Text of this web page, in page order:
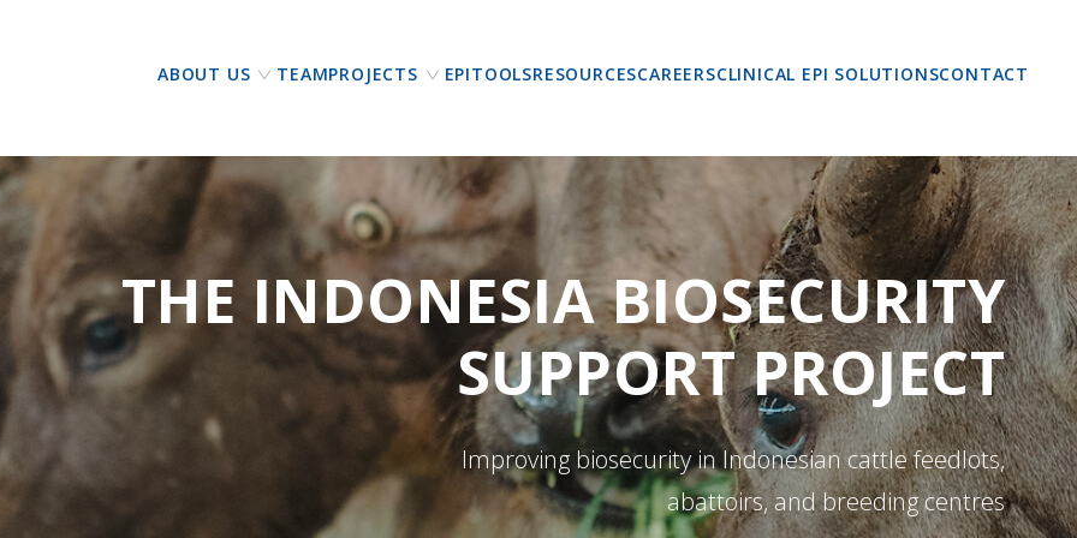
ABOUT US TEAMPROJECTS EPITOOLSRESOURCESCAREERSCLINICAL EPI SOLUTIONSCONTACT
THE INDONESIA BIOSECURITY
SUPPORT PROJECT
Improving biosecurity in Indonesian cattle feedlots,
abattoirs, and breeding centres